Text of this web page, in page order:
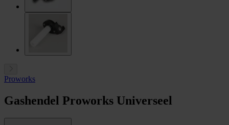
Proworks
Gashendel Proworks Universeel